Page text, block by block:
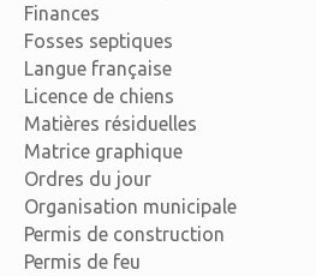
Finances
Fosses septiques
Langue française
Licence de chiens
Matières résiduelles
Matrice graphique
Ordres du jour
Organisation municipale
Permis de construction
Permis de feu